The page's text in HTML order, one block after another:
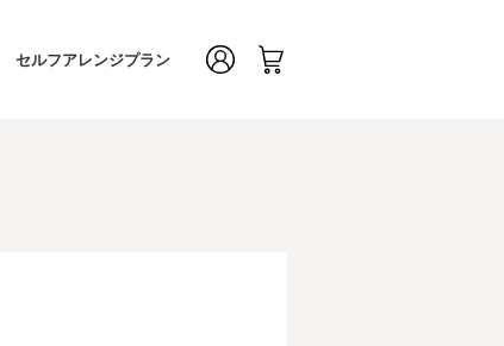
セルフアレンジプラン